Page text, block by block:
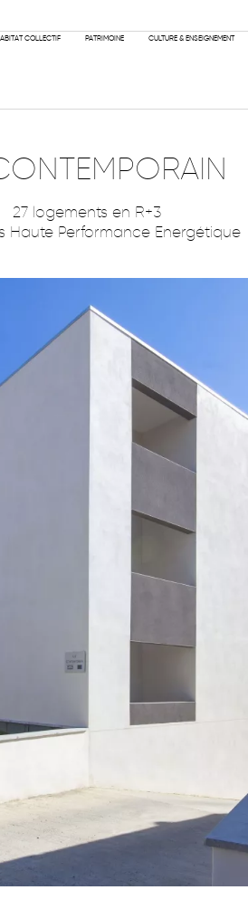
COLLECTIF PATRIMOINE CULTURE & ENSEIGNEMENT
27 logements en R+3
Haute Performance Energétique